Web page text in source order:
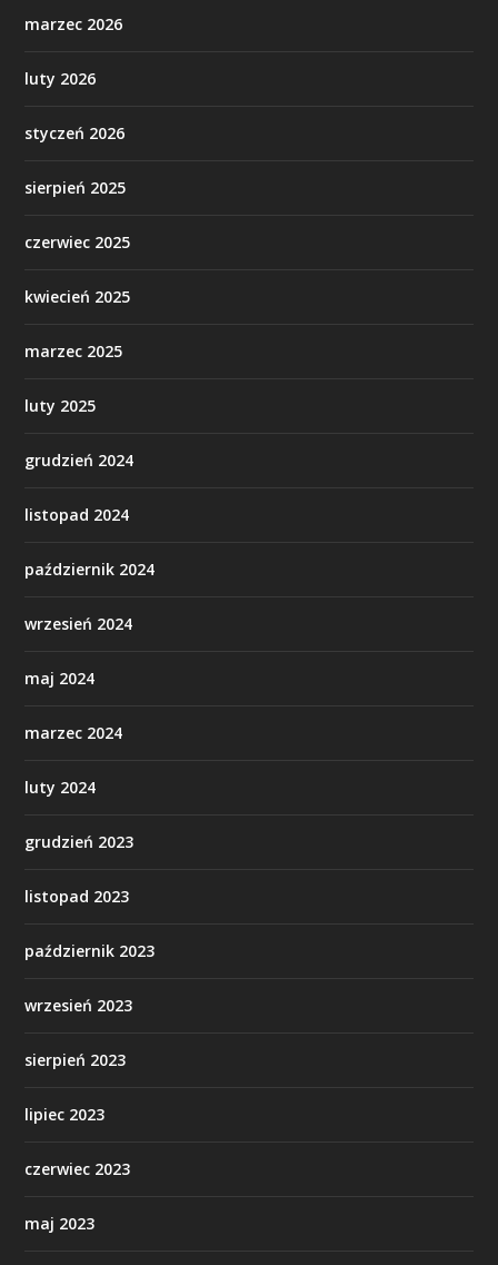
marzec 2026
luty 2026
styczeń 2026
sierpień 2025
czerwiec 2025
kwiecień 2025
marzec 2025
luty 2025
grudzień 2024
listopad 2024
październik 2024
wrzesień 2024
maj 2024
marzec 2024
luty 2024
grudzień 2023
listopad 2023
październik 2023
wrzesień 2023
sierpień 2023
lipiec 2023
czerwiec 2023
maj 2023